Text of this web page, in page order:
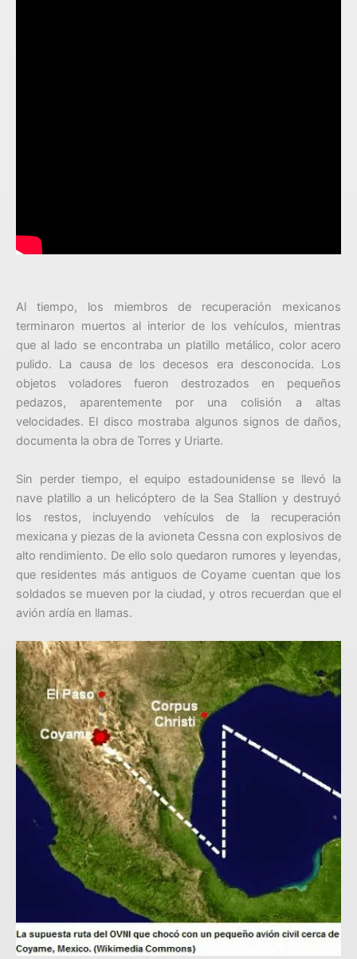
Al tiempo, los miembros de recuperación mexicanos
terminaron muertos al interior de los vehículos, mientras
que al lado se encontraba un platillo metálico, color acero
pulido. La causa de los decesos era desconocida. Los
objetos voladores fueron destrozados en pequeños
pedazos, aparentemente por una colisión a altas
velocidades. El disco mostraba algunos signos de daños,
documenta la obra de Torres y Uriarte.
Sin perder tiempo, el equipo estadounidense se llevó la
nave platillo a un helicóptero de la Sea Stallion y destruyó
los restos, incluyendo vehículos de la recuperación
mexicana y piezas de la avioneta Cessna con explosivos de
alto rendimiento. De ello solo quedaron rumores y leyendas,
que residentes más antiguos de Coyame cuentan que los
soldados se mueven por la ciudad, y otros recuerdan que el
avión ardía en llamas.